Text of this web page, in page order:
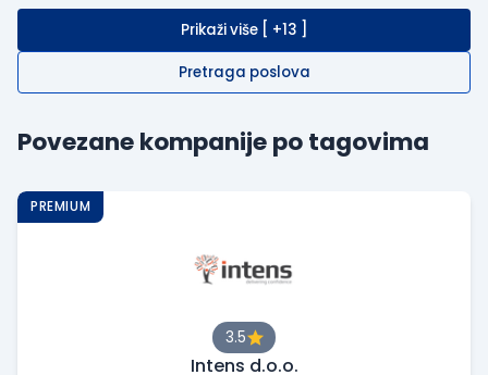
Prikaži više [ +13 ]
Pretraga poslova
Povezane kompanije po tagovima
3.5
Intens d.o.o.
PREMIUM